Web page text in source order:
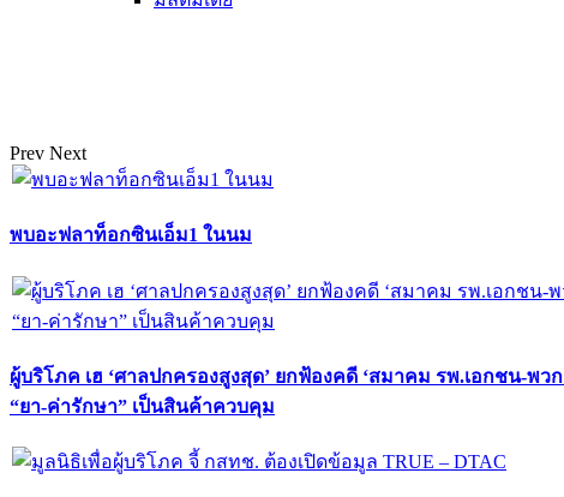
Prev Next
พบอะฟลาท็อกซินเอ็ม1 ในนม
ผู้บริโภค เฮ ‘ศาลปกครองสูงสุด’ ยกฟ้องคดี ‘สมาคม รพ.เอกชน-พว
“ยา-ค่ารักษา” เป็นสินค้าควบคุม